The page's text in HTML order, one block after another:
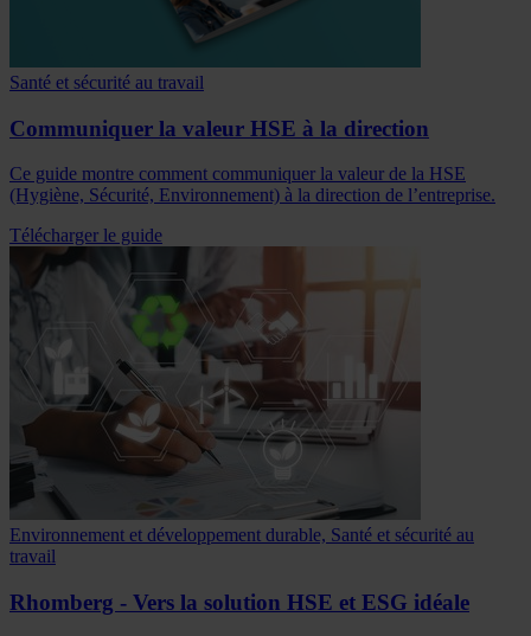
Santé et sécurité au travail
Communiquer la valeur HSE à la direction
Ce guide montre comment communiquer la valeur de la HSE
(Hygiène, Sécurité, Environnement) à la direction de l’entreprise.
Télécharger le guide
Environnement et développement durable, Santé et sécurité au
travail
Rhomberg - Vers la solution HSE et ESG idéale